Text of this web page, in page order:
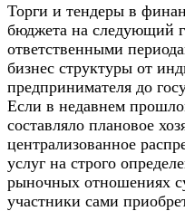
Торги и тендеры в
бюджета на следующий
ответственными
бизнес структуры от
предпринимателя до
Если в недавнем
составляло плановое
централизованное
услуг на строго
рыночных отношениях
участники сами